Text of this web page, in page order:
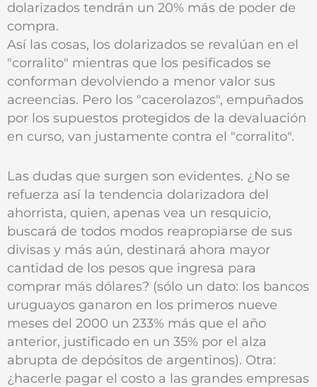
dolarizados tendrán un 20% más de poder de
compra.
Así las cosas, los dolarizados se revalúan en el
"corralito" mientras que los pesificados se
conforman devolviendo a menor valor sus
acreencias. Pero los "cacerolazos", empuñados
por los supuestos protegidos de la devaluación
en curso, van justamente contra el "corralito".
Las dudas que surgen son evidentes. ¿No se
refuerza así la tendencia dolarizadora del
ahorrista, quien, apenas vea un resquicio,
buscará de todos modos reapropiarse de sus
divisas y más aún, destinará ahora mayor
cantidad de los pesos que ingresa para
comprar más dólares? (sólo un dato: los bancos
uruguayos ganaron en los primeros nueve
meses del 2000 un 233% más que el año
anterior, justificado en un 35% por el alza
abrupta de depósitos de argentinos). Otra:
¿hacerle pagar el costo a las grandes empresas